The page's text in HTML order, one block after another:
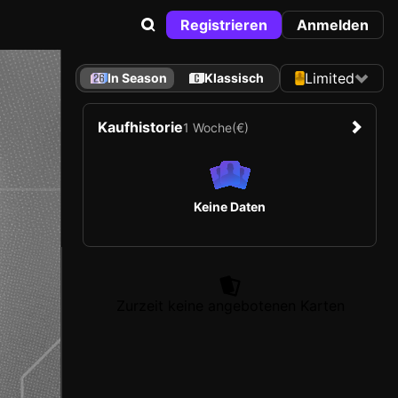
Registrieren Anmelden
In Season Klassisch Limited
Kaufhistorie1 Woche(€)
Keine Daten